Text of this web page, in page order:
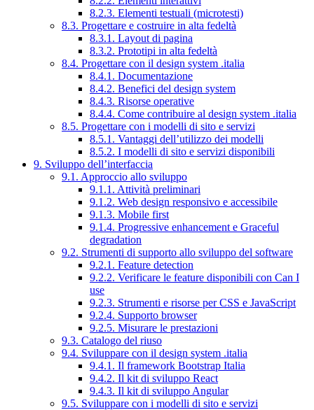
8.2.3. Elementi testuali (microtesti)
8.3. Progettare e costruire in alta fedeltà
8.3.1. Layout di pagina
8.3.2. Prototipi in alta fedeltà
8.4. Progettare con il design system .italia
8.4.1. Documentazione
8.4.2. Benefici del design system
8.4.3. Risorse operative
8.4.4. Come contribuire al design system .italia
8.5. Progettare con i modelli di sito e servizi
8.5.1. Vantaggi dell’utilizzo dei modelli
8.5.2. I modelli di sito e servizi disponibili
9. Sviluppo dell’interfaccia
9.1. Approccio allo sviluppo
9.1.1. Attività preliminari
9.1.2. Web design responsivo e accessibile
9.1.3. Mobile first
9.1.4. Progressive enhancement e Graceful
degradation
9.2. Strumenti di supporto allo sviluppo del software
9.2.1. Feature detection
9.2.2. Verificare le feature disponibili con Can I
use
9.2.3. Strumenti e risorse per CSS e JavaScript
9.2.4. Supporto browser
9.2.5. Misurare le prestazioni
9.3. Catalogo del riuso
9.4. Sviluppare con il design system .italia
9.4.1. Il framework Bootstrap Italia
9.4.2. Il kit di sviluppo React
9.4.3. Il kit di sviluppo Angular
9.5. Sviluppare con i modelli di sito e servizi